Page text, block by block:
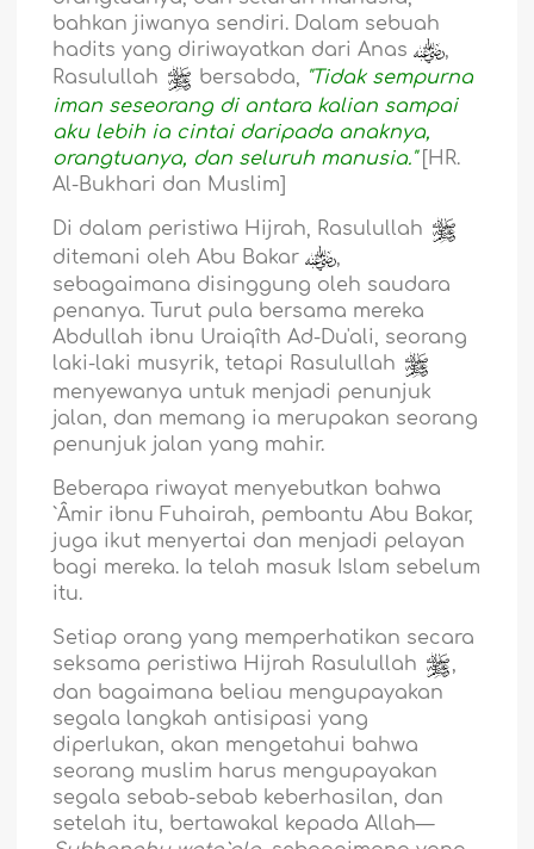
bahkan jiwanya sendiri. Dalam sebuah
hadits yang diriwayatkan dari Anas
,
Rasulullah
bersabda, "Tidak sempurna
iman seseorang di antara kalian sampai
aku lebih ia cintai daripada anaknya,
orangtuanya, dan seluruh manusia."[HR.
Al-Bukhari dan Muslim]
Di dalam peristiwa Hijrah, Rasulullah
ditemani oleh Abu Bakar
,
sebagaimana disinggung oleh saudara
penanya. Turut pula bersama mereka
Abdullah ibnu Uraiqîth Ad-Du'ali, seorang
laki-laki musyrik, tetapi Rasulullah
menyewanya untuk menjadi penunjuk
jalan, dan memang ia merupakan seorang
penunjuk jalan yang mahir.
Beberapa riwayat menyebutkan bahwa
`Âmir ibnu Fuhairah, pembantu Abu Bakar,
juga ikut menyertai dan menjadi pelayan
bagi mereka. Ia telah masuk Islam sebelum
itu.
Setiap orang yang memperhatikan secara
seksama peristiwa Hijrah Rasulullah
,
dan bagaimana beliau mengupayakan
segala langkah antisipasi yang
diperlukan, akan mengetahui bahwa
seorang muslim harus mengupayakan
segala sebab-sebab keberhasilan, dan
setelah itu, bertawakal kepada Allah—